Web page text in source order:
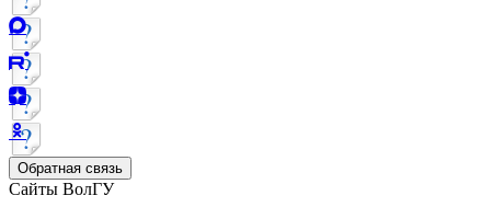
Обратная связь
Сайты ВолГУ